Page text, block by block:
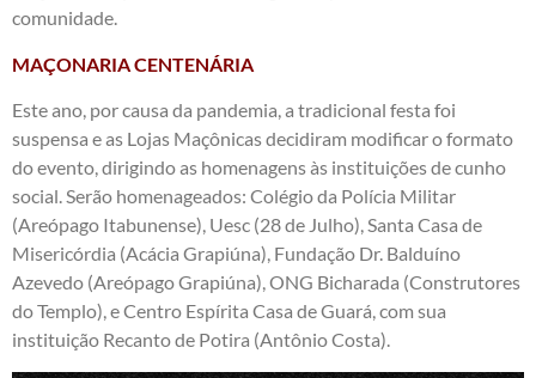
comunidade.
MAÇONARIA CENTENÁRIA
Este ano, por causa da pandemia, a tradicional festa foi
suspensa e as Lojas Maçônicas decidiram modificar o formato
do evento, dirigindo as homenagens às instituições de cunho
social. Serão homenageados: Colégio da Polícia Militar
(Areópago Itabunense), Uesc (28 de Julho), Santa Casa de
Misericórdia (Acácia Grapiúna), Fundação Dr. Balduíno
Azevedo (Areópago Grapiúna), ONG Bicharada (Construtores
do Templo), e Centro Espírita Casa de Guará, com sua
instituição Recanto de Potira (Antônio Costa).